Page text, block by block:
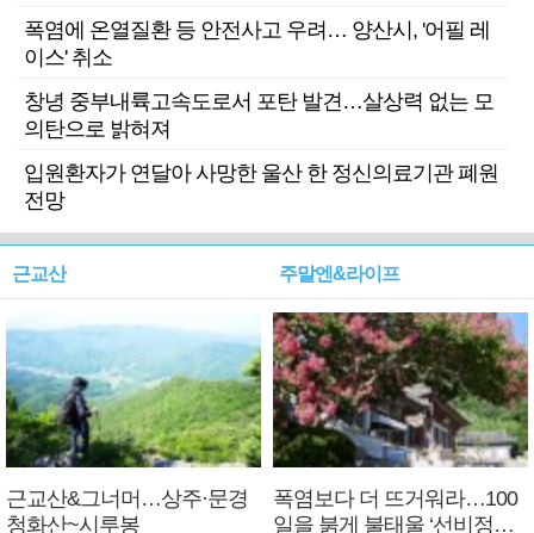
폭염에 온열질환 등 안전사고 우려… 양산시, '어필 레
이스' 취소
창녕 중부내륙고속도로서 포탄 발견…살상력 없는 모
의탄으로 밝혀져
입원환자가 연달아 사망한 울산 한 정신의료기관 폐원
전망
근교산
근교산&그너머…상주·문경
청화산~시루봉
주말엔&라이프
폭염보다 더 뜨거워라…100
일을 붉게 불태울 ‘선비정신’